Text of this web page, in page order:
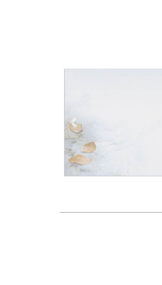
Vorherige